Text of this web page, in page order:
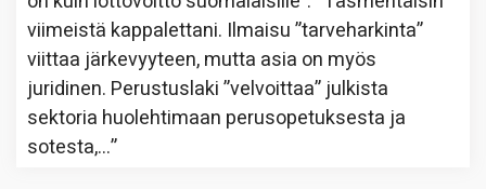
viimeistä kappalettani. Ilmaisu ”tarveharkinta”
viittaa järkevyyteen, mutta asia on myös
juridinen. Perustuslaki ”velvoittaa” julkista
sektoria huolehtimaan perusopetuksesta ja
sotesta,…”